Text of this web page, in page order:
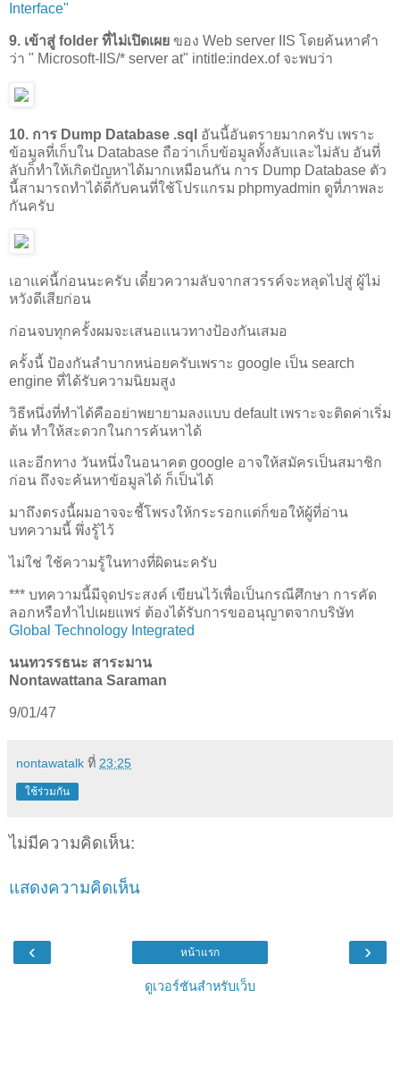
Interface"
9. เข้าสู่ folder ที่ไม่เปิดเผย ของ Web server IIS โดยค้นหาคำ
ว่า " Microsoft-IIS/* server at" intitle:index.of จะพบว่า
10. การ Dump Database .sql อันนี้อันตรายมากครับ เพราะ
ข้อมูลที่เก็บใน Database ถือว่าเก็บข้อมูลทั้งลับและไม่ลับ อันที่
ลับก็ทำให้เกิดปัญหาได้มากเหมือนกัน การ Dump Database ตัว
นี้สามารถทำได้ดีกับคนที่ใช้โปรแกรม phpmyadmin ดูที่ภาพละ
กันครับ
เอาแค่นี้ก่อนนะครับ เดี๋ยวความลับจากสวรรค์จะหลุดไปสู่ ผู้ไม่
หวังดีเสียก่อน
ก่อนจบทุกครั้งผมจะเสนอแนวทางป้องกันเสมอ
ครั้งนี้ ป้องกันลำบากหน่อยครับเพราะ google เป็น search
engine ที่ได้รับความนิยมสูง
วิธีหนึ่งที่ทำได้คืออย่าพยายามลงแบบ default เพราะจะติดค่าเริ่ม
ต้น ทำให้สะดวกในการค้นหาได้
และอีกทาง วันหนึ่งในอนาคต google อาจให้สมัครเป็นสมาชิก
ก่อน ถึงจะค้นหาข้อมูลได้ ก็เป็นได้
มาถึงตรงนี้ผมอาจจะชี้โพรงให้กระรอกแต่ก็ขอให้ผู้ที่อ่าน
บทความนี้ พึ่งรู้ไว้
ไม่ใช่ ใช้ความรู้ในทางที่ผิดนะครับ
*** บทความนี้มีจุดประสงค์ เขียนไว้เพื่อเป็นกรณีศึกษา การคัด
ลอกหรือทำไปเผยแพร่ ต้องได้รับการขออนุญาตจากบริษัท
Global Technology Integrated
นนทวรรธนะ สาระมาน
Nontawattana Saraman
9/01/47
nontawatalk ที่ 23:25
ใช้ร่วมกัน
ไม่มีความคิดเห็น:
แสดงความคิดเห็น
‹ ›
หน้าแรก
ดูเวอร์ชันสำหรับเว็บ